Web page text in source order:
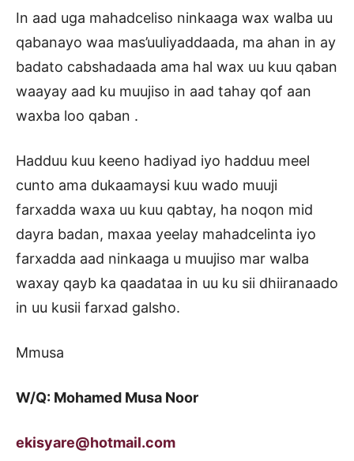
In aad uga mahadceliso ninkaaga wax walba uu
qabanayo waa mas’uuliyaddaada, ma ahan in ay
badato cabshadaada ama hal wax uu kuu qaban
waayay aad ku muujiso in aad tahay qof aan
waxba loo qaban .
Hadduu kuu keeno hadiyad iyo hadduu meel
cunto ama dukaamaysi kuu wado muuji
farxadda waxa uu kuu qabtay, ha noqon mid
dayra badan, maxaa yeelay mahadcelinta iyo
farxadda aad ninkaaga u muujiso mar walba
waxay qayb ka qaadataa in uu ku sii dhiiranaado
in uu kusii farxad galsho.
Mmusa
W/Q: Mohamed Musa Noor
ekisyare@hotmail.com